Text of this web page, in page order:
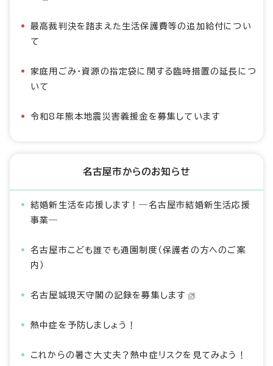
最高裁判決を踏まえた生活保護費等の追加給付につい
て
家庭用ごみ・資源の指定袋に関する臨時措置の延長につ
いて
令和8年熊本地震災害義援金を募集しています
名古屋市からのお知らせ
結婚新生活を応援します！―名古屋市結婚新生活応援
事業―
名古屋市こども誰でも通園制度（保護者の方へのご案
内）
名古屋城現天守閣の記録を募集します
熱中症を予防しましょう！
これからの暑さ大丈夫？熱中症リスクを見てみよう！